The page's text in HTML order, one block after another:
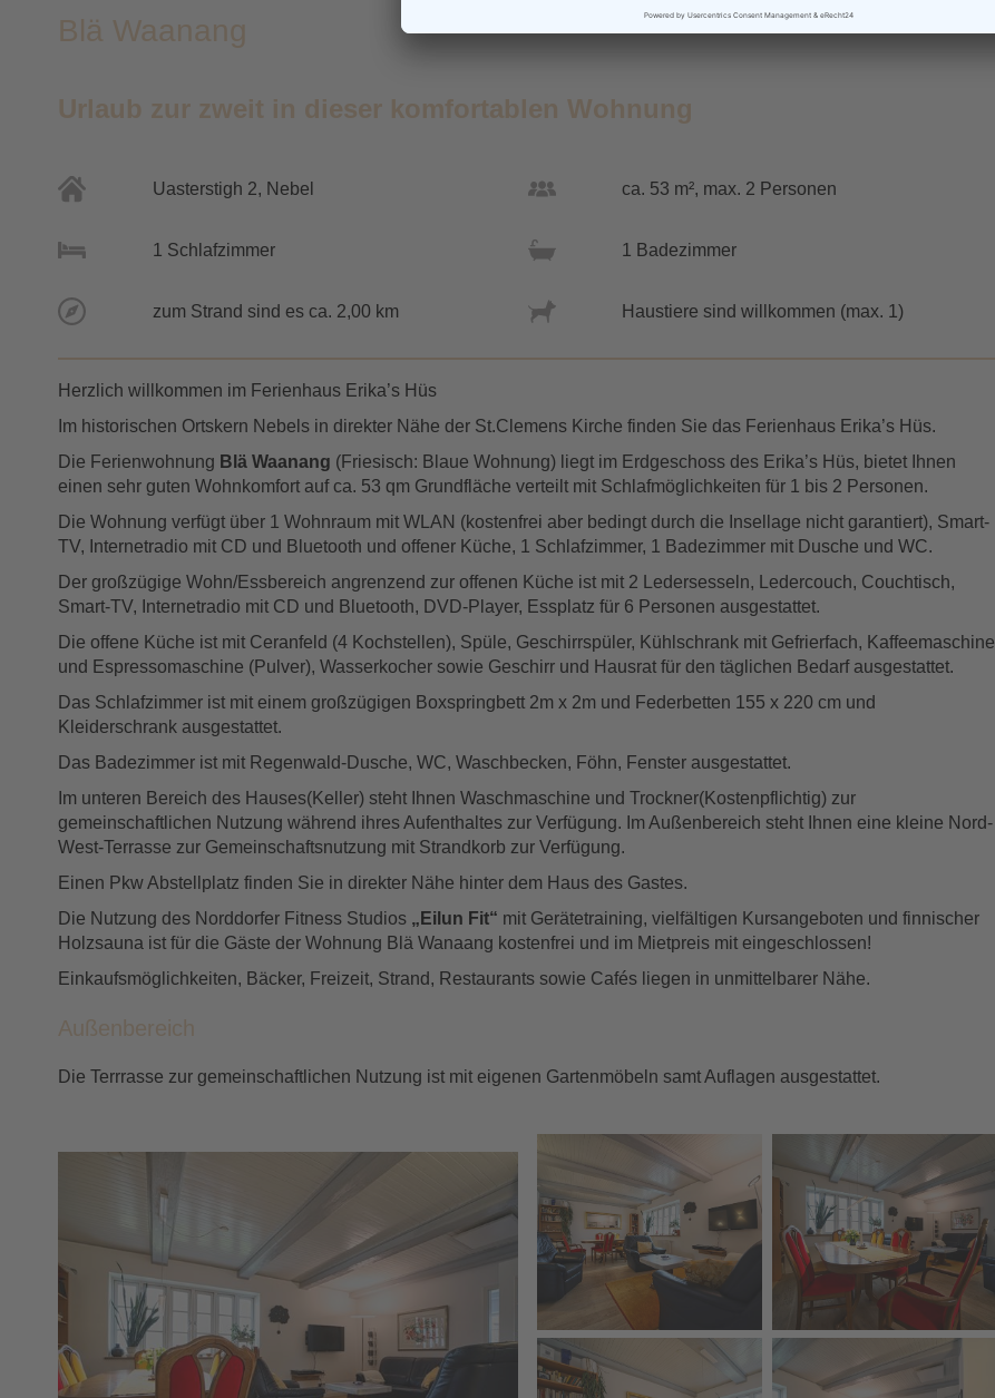
Blä Waanang
Urlaub zur zweit in dieser komfortablen Wohnung
Uasterstigh 2, Nebel ca. 53 m², max. 2 Personen
1 Schlafzimmer 1 Badezimmer
zum Strand sind es ca. 2,00 km Haustiere sind willkommen (max. 1)
Herzlich willkommen im Ferienhaus Erika’s Hüs
Im historischen Ortskern Nebels in direkter Nähe der St.Clemens Kirche finden Sie das Ferienhaus Erika’s Hüs.
Die Ferienwohnung Blä Waanang (Friesisch: Blaue Wohnung) liegt im Erdgeschoss des Erika’s Hüs, bietet Ihnen
einen sehr guten Wohnkomfort auf ca. 53 qm Grundfläche verteilt mit Schlafmöglichkeiten für 1 bis 2 Personen.
Die Wohnung verfügt über 1 Wohnraum mit WLAN (kostenfrei aber bedingt durch die Insellage nicht garantiert), Smart-
TV, Internetradio mit CD und Bluetooth und offener Küche, 1 Schlafzimmer, 1 Badezimmer mit Dusche und WC.
Der großzügige Wohn/Essbereich angrenzend zur offenen Küche ist mit 2 Ledersesseln, Ledercouch, Couchtisch,
Smart-TV, Internetradio mit CD und Bluetooth, DVD-Player, Essplatz für 6 Personen ausgestattet.
Die offene Küche ist mit Ceranfeld (4 Kochstellen), Spüle, Geschirrspüler, Kühlschrank mit Gefrierfach, Kaffeemaschine
und Espressomaschine (Pulver), Wasserkocher sowie Geschirr und Hausrat für den täglichen Bedarf ausgestattet.
Das Schlafzimmer ist mit einem großzügigen Boxspringbett 2m x 2m und Federbetten 155 x 220 cm und
Kleiderschrank ausgestattet.
Das Badezimmer ist mit Regenwald-Dusche, WC, Waschbecken, Föhn, Fenster ausgestattet.
Im unteren Bereich des Hauses(Keller) steht Ihnen Waschmaschine und Trockner(Kostenpflichtig) zur
gemeinschaftlichen Nutzung während ihres Aufenthaltes zur Verfügung. Im Außenbereich steht Ihnen eine kleine Nord-
West-Terrasse zur Gemeinschaftsnutzung mit Strandkorb zur Verfügung.
Einen Pkw Abstellplatz finden Sie in direkter Nähe hinter dem Haus des Gastes.
Die Nutzung des Norddorfer Fitness Studios „Eilun Fit“ mit Gerätetraining, vielfältigen Kursangeboten und finnischer
Holzsauna ist für die Gäste der Wohnung Blä Wanaang kostenfrei und im Mietpreis mit eingeschlossen!
Einkaufsmöglichkeiten, Bäcker, Freizeit, Strand, Restaurants sowie Cafés liegen in unmittelbarer Nähe.
Außenbereich
Die Terrrasse zur gemeinschaftlichen Nutzung ist mit eigenen Gartenmöbeln samt Auflagen ausgestattet.